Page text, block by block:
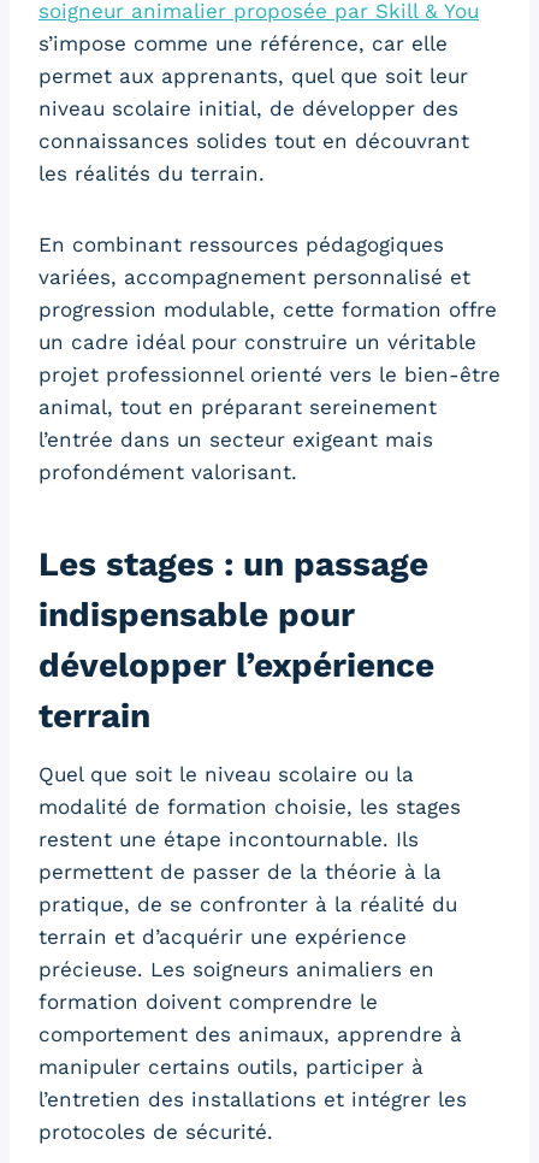
soigneur animalier proposée par Skill & You
s’impose comme une référence, car elle
permet aux apprenants, quel que soit leur
niveau scolaire initial, de développer des
connaissances solides tout en découvrant
les réalités du terrain.
En combinant ressources pédagogiques
variées, accompagnement personnalisé et
progression modulable, cette formation offre
un cadre idéal pour construire un véritable
projet professionnel orienté vers le bien-être
animal, tout en préparant sereinement
l’entrée dans un secteur exigeant mais
profondément valorisant.
Les stages : un passage
indispensable pour
développer l’expérience
terrain
Quel que soit le niveau scolaire ou la
modalité de formation choisie, les stages
restent une étape incontournable. Ils
permettent de passer de la théorie à la
pratique, de se confronter à la réalité du
terrain et d’acquérir une expérience
précieuse. Les soigneurs animaliers en
formation doivent comprendre le
comportement des animaux, apprendre à
manipuler certains outils, participer à
l’entretien des installations et intégrer les
protocoles de sécurité.